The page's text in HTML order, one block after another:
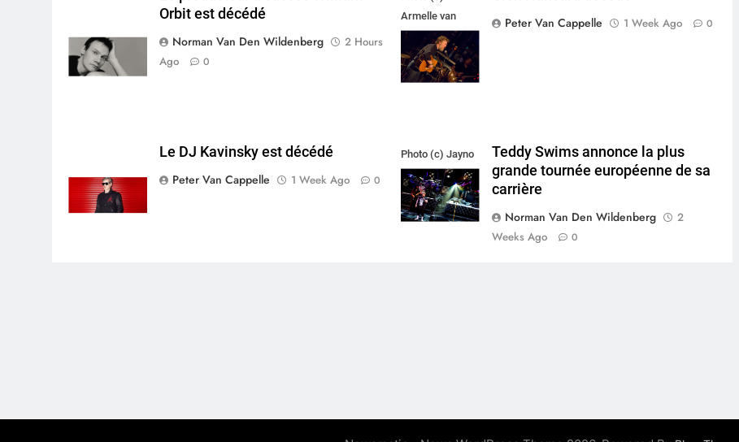
Orbit est décédé
Norman Van Den Wildenberg
2 Hours
Ago
0
Armelle van
Helden,
Maxazine.nl
Peter Van Cappelle
1 Week Ago 0
Le DJ Kavinsky est décédé
Peter Van Cappelle
1 Week Ago 0
Photo (c) Jayno
Berkhoudt
Teddy Swims annonce la plus
grande tournée européenne de sa
carrière
Norman Van Den Wildenberg
2
Weeks Ago
0